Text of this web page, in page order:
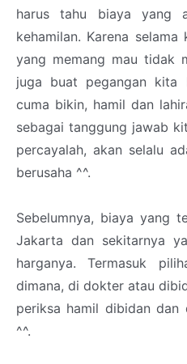
harus tahu biaya yang
kehamilan. Karena
yang memang mau tidak
juga buat pegangan kita
cuma bikin, hamil dan
sebagai tanggung jawab
percayalah, akan selalu
berusaha ^^.
Sebelumnya, biaya yang
Jakarta dan sekitarnya
harganya. Termasuk
dimana, di dokter atau
periksa hamil dibidan
^^.